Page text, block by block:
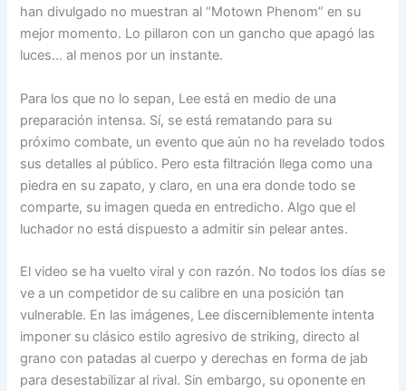
han divulgado no muestran al “Motown Phenom” en su
mejor momento. Lo pillaron con un gancho que apagó las
luces… al menos por un instante.
Para los que no lo sepan, Lee está en medio de una
preparación intensa. Sí, se está rematando para su
próximo combate, un evento que aún no ha revelado todos
sus detalles al público. Pero esta filtración llega como una
piedra en su zapato, y claro, en una era donde todo se
comparte, su imagen queda en entredicho. Algo que el
luchador no está dispuesto a admitir sin pelear antes.
El video se ha vuelto viral y con razón. No todos los días se
ve a un competidor de su calibre en una posición tan
vulnerable. En las imágenes, Lee discerniblemente intenta
imponer su clásico estilo agresivo de striking, directo al
grano con patadas al cuerpo y derechas en forma de jab
para desestabilizar al rival. Sin embargo, su oponente en